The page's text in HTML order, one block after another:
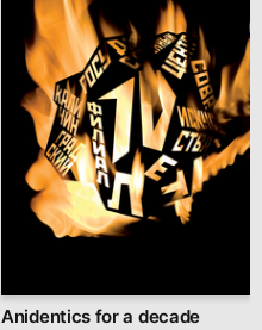
Anidentics for a decade